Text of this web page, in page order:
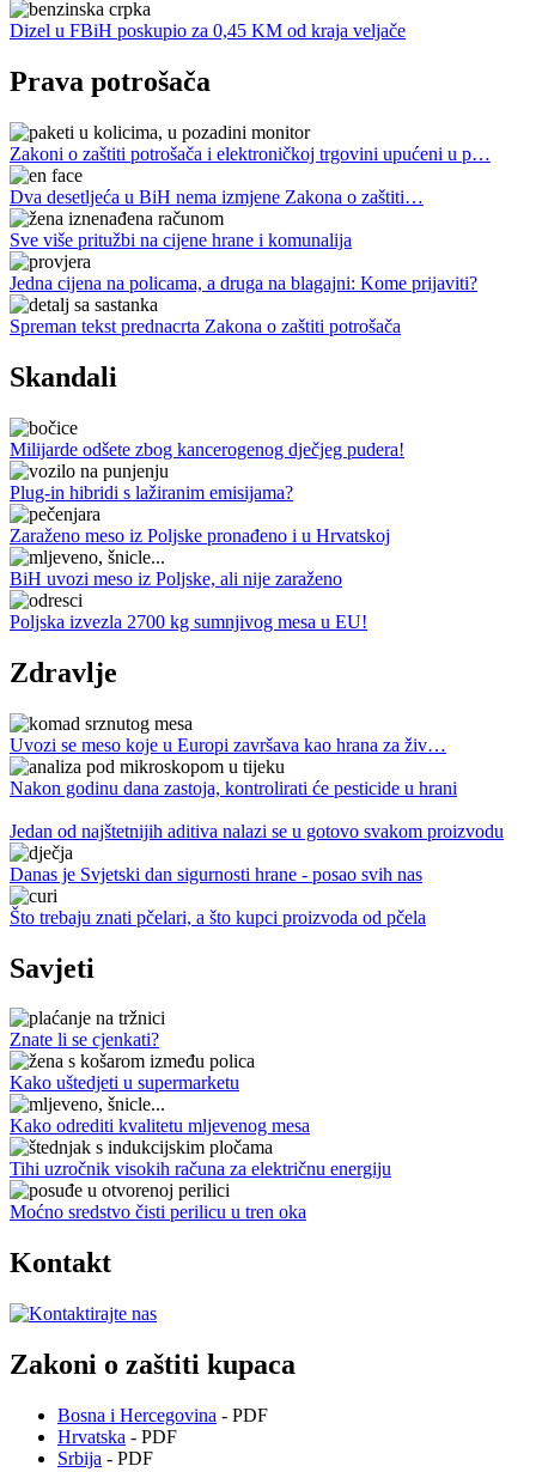
Dizel u FBiH poskupio za 0,45 KM od kraja veljače
Prava potrošača
Zakoni o zaštiti potrošača i elektroničkoj trgovini upućeni u p…
Dva desetljeća u BiH nema izmjene Zakona o zaštiti…
Sve više pritužbi na cijene hrane i komunalija
Jedna cijena na policama, a druga na blagajni: Kome prijaviti?
Spreman tekst prednacrta Zakona o zaštiti potrošača
Skandali
Milijarde odšete zbog kancerogenog dječjeg pudera!
Plug-in hibridi s lažiranim emisijama?
Zaraženo meso iz Poljske pronađeno i u Hrvatskoj
BiH uvozi meso iz Poljske, ali nije zaraženo
Poljska izvezla 2700 kg sumnjivog mesa u EU!
Zdravlje
Uvozi se meso koje u Europi završava kao hrana za živ…
Nakon godinu dana zastoja, kontrolirati će pesticide u hrani
Jedan od najštetnijih aditiva nalazi se u gotovo svakom proizvodu
Danas je Svjetski dan sigurnosti hrane - posao svih nas
Što trebaju znati pčelari, a što kupci proizvoda od pčela
Savjeti
Znate li se cjenkati?
Kako uštedjeti u supermarketu
Kako odrediti kvalitetu mljevenog mesa
Tihi uzročnik visokih računa za električnu energiju
Moćno sredstvo čisti perilicu u tren oka
Kontakt
Zakoni o zaštiti kupaca
Bosna i Hercegovina - PDF
Hrvatska - PDF
Srbija - PDF